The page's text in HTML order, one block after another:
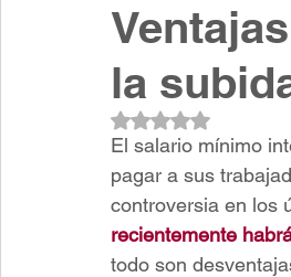
la
Obtuvo NaN de 5
El salario mínimo
pagar a sus
controversia en los
recientemente
todo son